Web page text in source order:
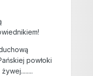
powłoki